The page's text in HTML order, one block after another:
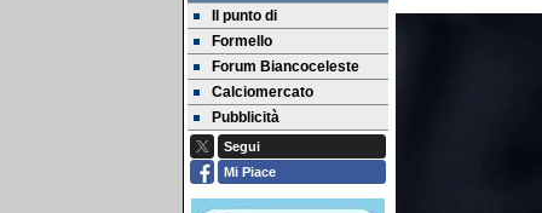
Il punto di
Formello
Forum Biancoceleste
Calciomercato
Pubblicità
Segui
Mi Piace